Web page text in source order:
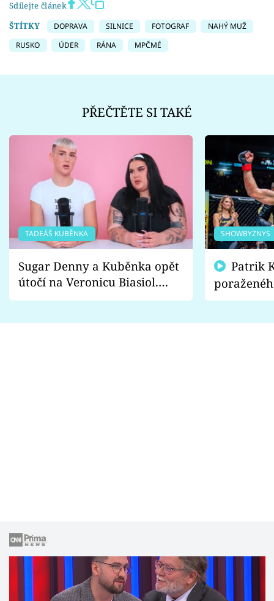
Sdílejte článek
ŠTÍTKY
DOPRAVA SILNICE FOTOGRAF
NAHÝ MUŽ
RUSKO
ÚDER RÁNA MPČMÉ
PŘEČTĚTE SI TAKÉ
TADEÁŠ KUBĚNKA
Sugar Denny a Kuběnka opět
útočí na Veronicu Biasiol.
Proč je podle nich falešná a
SHOWBYZNYS
fanoušci